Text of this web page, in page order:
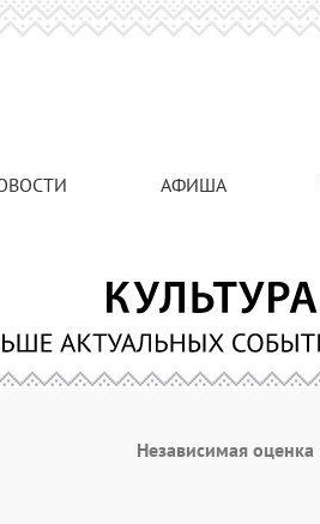
АФИША
Независимая оценка